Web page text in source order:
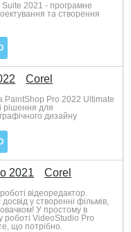
2021 - програмне
та створення
Corel
PaintShop Pro 2022 Ultimate
рішення для
дизайну
2021 Corel
відеоредактор.
у створенні фільмів,
У простому в
роботі VideoStudio Pro
що потрібно.